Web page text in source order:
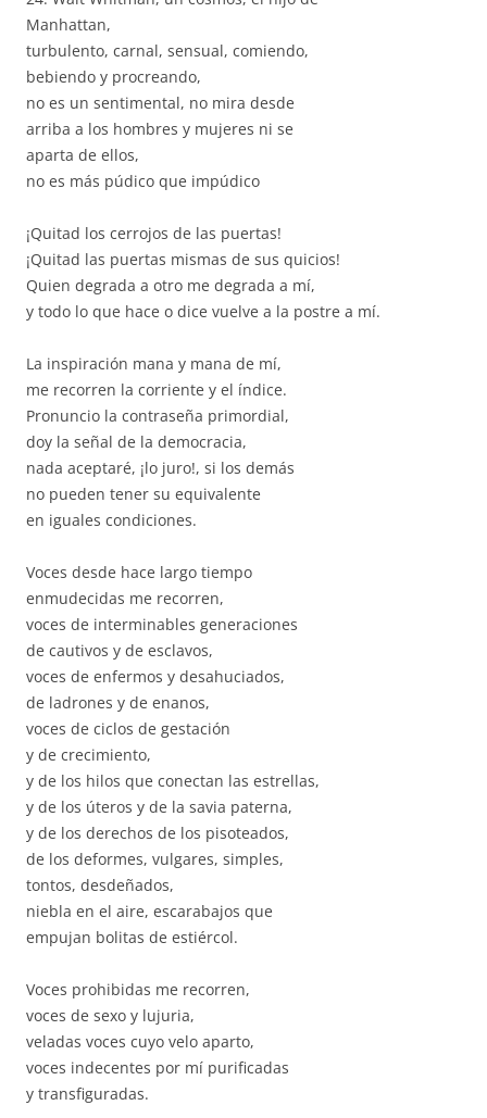
Manhattan,
turbulento, carnal, sensual, comiendo,
bebiendo y procreando,
no es un sentimental, no mira desde
arriba a los hombres y mujeres ni se
aparta de ellos,
no es más púdico que impúdico
¡Quitad los cerrojos de las puertas!
¡Quitad las puertas mismas de sus quicios!
Quien degrada a otro me degrada a mí,
y todo lo que hace o dice vuelve a la postre a mí.
La inspiración mana y mana de mí,
me recorren la corriente y el índice.
Pronuncio la contraseña primordial,
doy la señal de la democracia,
nada aceptaré, ¡lo juro!, si los demás
no pueden tener su equivalente
en iguales condiciones.
Voces desde hace largo tiempo
enmudecidas me recorren,
voces de interminables generaciones
de cautivos y de esclavos,
voces de enfermos y desahuciados,
de ladrones y de enanos,
voces de ciclos de gestación
y de crecimiento,
y de los hilos que conectan las estrellas,
y de los úteros y de la savia paterna,
y de los derechos de los pisoteados,
de los deformes, vulgares, simples,
tontos, desdeñados,
niebla en el aire, escarabajos que
empujan bolitas de estiércol.
Voces prohibidas me recorren,
voces de sexo y lujuria,
veladas voces cuyo velo aparto,
voces indecentes por mí purificadas
y transfiguradas.